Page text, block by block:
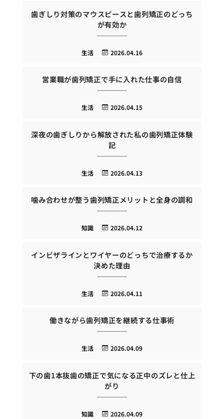
歯ぎしり対策のマウスピースと歯列矯正のどっち
が有効か
2026.04.16
生活
営業職が歯列矯正で手に入れた仕事の自信
2026.04.15
生活
深夜の歯ぎしりから解放された私の歯列矯正体験
記
2026.04.13
生活
噛み合わせが整う歯列矯正メリットと全身の調和
2026.04.12
知識
インビザラインとワイヤーのどっちで治療するか
決めた理由
2026.04.11
生活
働きながら歯列矯正を継続する仕事術
2026.04.09
生活
下の歯1本抜歯の矯正で気になる正中のズレと仕上
がり
2026.04.09
知識